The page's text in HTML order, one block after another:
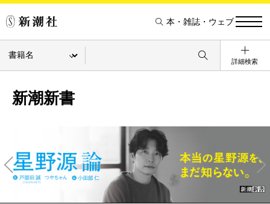
本・雑誌・ウェブ
詳細検索
新潮新書
Ne